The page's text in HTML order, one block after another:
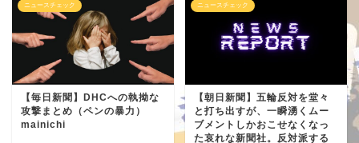
ニュースチェック
【毎日新聞】DHCへの執拗な
攻撃まとめ（ペンの暴力）
mainichi
ニュースチェック
【朝日新聞】五輪反対を堂々
と打ち出すが、一瞬湧くムー
ブメントしかおこせなくなっ
た哀れな新聞社。反対派する